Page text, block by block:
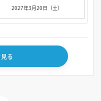
2027年3月20日（土）
る